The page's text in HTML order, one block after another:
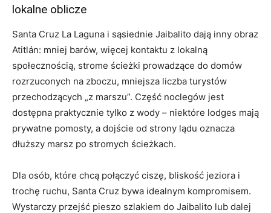
lokalne oblicze
Santa Cruz La Laguna i sąsiednie Jaibalito dają inny obraz
Atitlán: mniej barów, więcej kontaktu z lokalną
społecznością, strome ścieżki prowadzące do domów
rozrzuconych na zboczu, mniejsza liczba turystów
przechodzących „z marszu”. Część noclegów jest
dostępna praktycznie tylko z wody – niektóre lodges mają
prywatne pomosty, a dojście od strony lądu oznacza
dłuższy marsz po stromych ścieżkach.
Dla osób, które chcą połączyć ciszę, bliskość jeziora i
trochę ruchu, Santa Cruz bywa idealnym kompromisem.
Wystarczy przejść pieszo szlakiem do Jaibalito lub dalej